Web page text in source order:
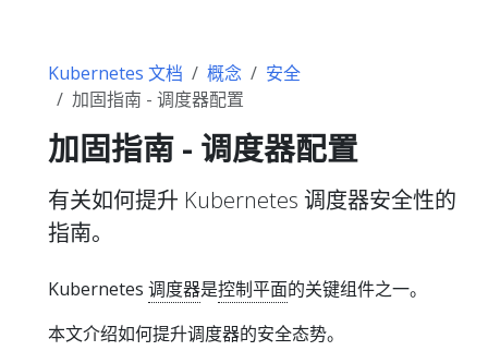
Kubernetes 文档 概念
安全
加固指南 - 调度器配置
加固指南 - 调度器配置
有关如何提升 Kubernetes 调度器安全性的
指南。
Kubernetes 调度器是控制平面的关键组件之一。
本文介绍如何提升调度器的安全态势。